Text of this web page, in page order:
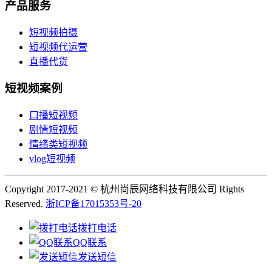
产品服务
短视频拍摄
短视频代运营
直播代货
短视频案例
口播短视频
剧情短视频
情绪类短视频
vlog短视频
Copyright 2017-2021 © 杭州尚辰网络科技有限公司 Rights
Reserved. 浙ICP备17015353号-20
拨打电话
QQ联系
发送短信